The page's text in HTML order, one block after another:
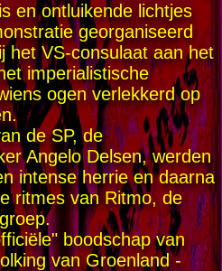
en ontluikende lichtjes
georganiseerd
het VS-consulaat aan het
imperialistische
ogen verlekkerd op
de SP, de
Angelo Delsen, werden
intense herrie en daarna
ritmes van Ritmo, de
boodschap van
van Groenland -